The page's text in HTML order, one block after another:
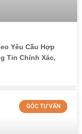
Yêu Cầu Hợp
Tin Chính Xác,
GÓC TƯ VẤN